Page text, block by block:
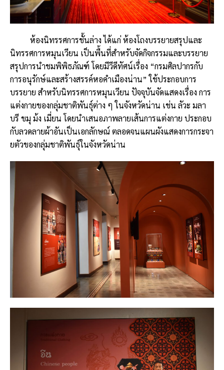
ห้องนิทรรศการชั้นล่าง ได้แก่ ห้องโถงบรรยายสรุปและ
นิทรรศการหมุนเวียน เป็นพื้นที่สำหรับจัดกิจกรรมและบรรยาย
สรุปการนำชมพิพิธภัณฑ์ โดยมีวีดีทัศน์เรื่อง “กรมศิลปากรกับ
การอนุรักษ์และสร้างสรรค์หอคำเมืองน่าน” ใช้ประกอบการ
บรรยาย สำหรับนิทรรศการหมุนเวียน ปัจจุบันจัดแสดงเรื่อง การ
แต่งกายของกลุ่มชาติพันธุ์ต่าง ๆ ในจังหวัดน่าน เช่น ลัวะ มลา
บรี ขมุ ม้ง เมี่ยน โดยนำเสนอภาพลายเส้นการแต่งกาย ประกอบ
กับลวดลายผ้าอันเป็นเอกลักษณ์ ตลอดจนแผนผังแสดงการกระจา
ยตัวของกลุ่มชาติพันธุ์ในจังหวัดน่าน